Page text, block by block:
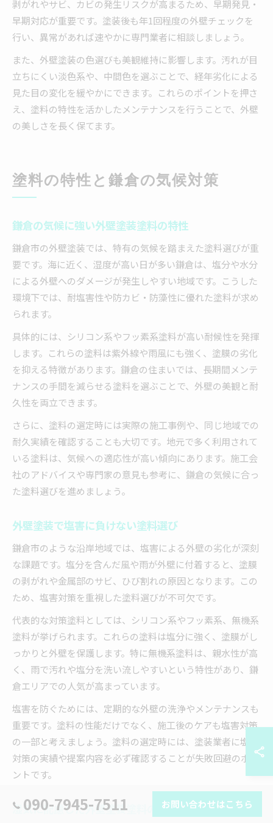
剥がれやサビ、カビの発生リスクが高まるため、早期発見・
早期対応が重要です。塗装後も年1回程度の外壁チェックを
行い、異常があれば速やかに専門業者に相談しましょう。
また、外壁塗装の色選びも美観維持に影響します。汚れが目
立ちにくい淡色系や、中間色を選ぶことで、経年劣化による
見た目の変化を緩やかにできます。これらのポイントを押さ
え、塗料の特性を活かしたメンテナンスを行うことで、外壁
の美しさを長く保てます。
塗料の特性と鎌倉の気候対策
鎌倉の気候に強い外壁塗装塗料の特性
鎌倉市の外壁塗装では、特有の気候を踏まえた塗料選びが重
要です。海に近く、湿度が高い日が多い鎌倉は、塩分や水分
による外壁へのダメージが発生しやすい地域です。こうした
環境下では、耐塩害性や防カビ・防藻性に優れた塗料が求め
られます。
具体的には、シリコン系やフッ素系塗料が高い耐候性を発揮
します。これらの塗料は紫外線や雨風にも強く、塗膜の劣化
を抑える特徴があります。鎌倉の住まいでは、長期間メンテ
ナンスの手間を減らせる塗料を選ぶことで、外壁の美観と耐
久性を両立できます。
さらに、塗料の選定時には実際の施工事例や、同じ地域での
耐久実績を確認することも大切です。地元で多く利用されて
いる塗料は、気候への適応性が高い傾向にあります。施工会
社のアドバイスや専門家の意見も参考に、鎌倉の気候に合っ
た塗料選びを進めましょう。
外壁塗装で塩害に負けない塗料選び
鎌倉市のような沿岸地域では、塩害による外壁の劣化が深刻
な課題です。塩分を含んだ風や雨が外壁に付着すると、塗膜
の剥がれや金属部のサビ、ひび割れの原因となります。この
ため、塩害対策を重視した塗料選びが不可欠です。
代表的な対策塗料としては、シリコン系やフッ素系、無機系
塗料が挙げられます。これらの塗料は塩分に強く、塗膜がし
っかりと外壁を保護します。特に無機系塗料は、親水性が高
く、雨で汚れや塩分を洗い流しやすいという特性があり、鎌
倉エリアでの人気が高まっています。
塩害を防ぐためには、定期的な外壁の洗浄やメンテナンスも
重要です。塗料の性能だけでなく、施工後のケアも塩害対策
の一部と考えましょう。塗料の選定時には、塗装業者に塩害
対策の実績や提案内容を必ず確認することが失敗回避のポイ
ントです。
湿気に配慮した外壁塗装塗料の選定法
090-7945-7511 お問い合わせはこちら